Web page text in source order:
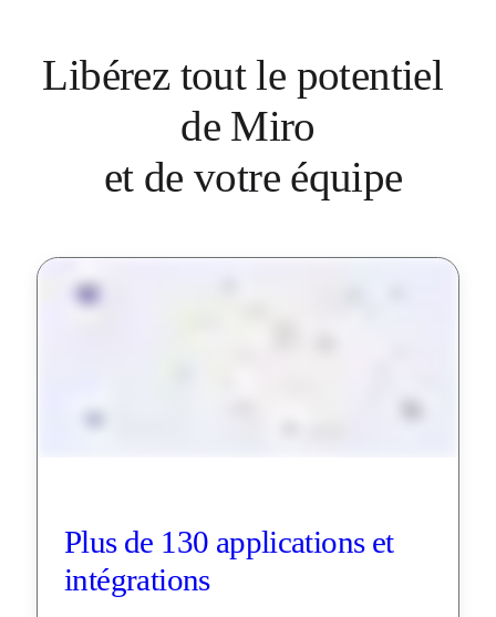
Libérez tout le potentiel
de Miro
et de votre équipe
Plus de 130 applications et
intégrations